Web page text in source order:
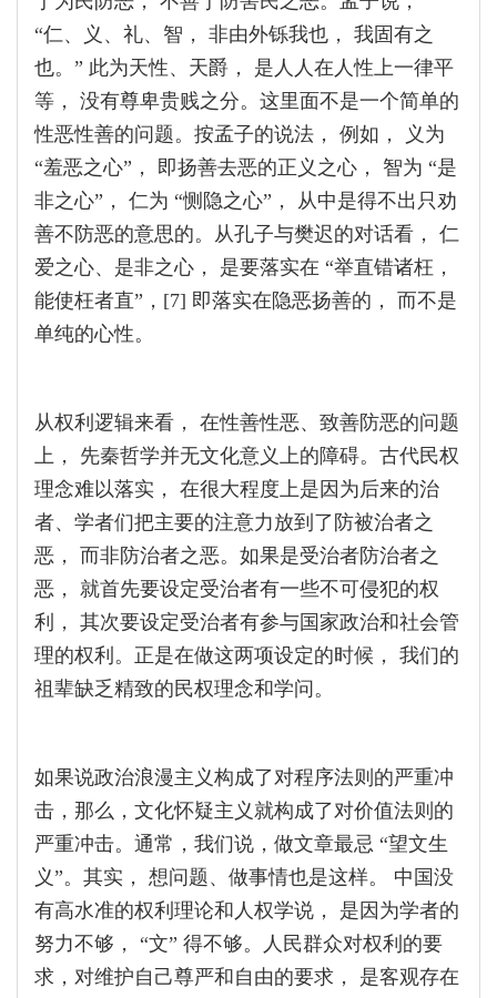
“仁、义、礼、智， 非由外铄我也， 我固有之
也。” 此为天性、天爵， 是人人在人性上一律平
等， 没有尊卑贵贱之分。这里面不是一个简单的
性恶性善的问题。按孟子的说法， 例如， 义为
“羞恶之心”， 即扬善去恶的正义之心， 智为 “是
非之心”， 仁为 “恻隐之心”， 从中是得不出只劝
善不防恶的意思的。从孔子与樊迟的对话看， 仁
爱之心、是非之心， 是要落实在 “举直错诸枉，
能使枉者直”，[7] 即落实在隐恶扬善的， 而不是
单纯的心性。
从权利逻辑来看， 在性善性恶、致善防恶的问题
上， 先秦哲学并无文化意义上的障碍。古代民权
理念难以落实， 在很大程度上是因为后来的治
者、学者们把主要的注意力放到了防被治者之
恶， 而非防治者之恶。如果是受治者防治者之
恶， 就首先要设定受治者有一些不可侵犯的权
利， 其次要设定受治者有参与国家政治和社会管
理的权利。正是在做这两项设定的时候， 我们的
祖辈缺乏精致的民权理念和学问。
如果说政治浪漫主义构成了对程序法则的严重冲
击，那么，文化怀疑主义就构成了对价值法则的
严重冲击。通常，我们说，做文章最忌 “望文生
义”。其实， 想问题、做事情也是这样。 中国没
有高水准的权利理论和人权学说， 是因为学者的
努力不够， “文” 得不够。人民群众对权利的要
求，对维护自己尊严和自由的要求， 是客观存在